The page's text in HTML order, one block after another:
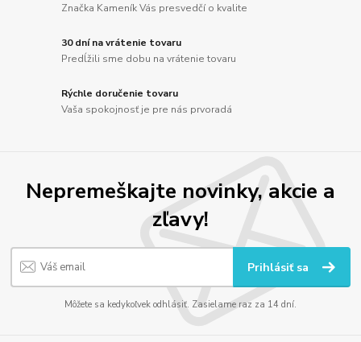
Značka Kameník Vás presvedčí o kvalite
30 dní na vrátenie tovaru
Predĺžili sme dobu na vrátenie tovaru
Rýchle doručenie tovaru
Vaša spokojnosť je pre nás prvoradá
Nepremeškajte novinky, akcie a
zľavy!
Prihlásiť sa
Môžete sa kedykoľvek odhlásiť. Zasielame raz za 14 dní.